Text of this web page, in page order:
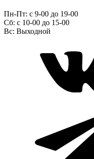
Пн-Пт: с 9-00 до 19-00
Сб: c 10-00 до 15-00
Вс: Выходной